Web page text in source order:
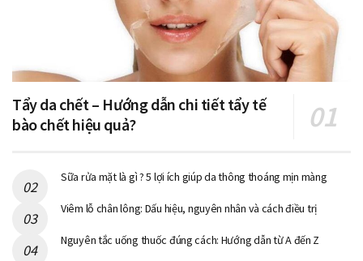
Tẩy da chết – Hướng dẫn chi tiết tẩy tế
bào chết hiệu quả?
Sữa rửa mặt là gì ? 5 lợi ích giúp da thông thoáng mịn màng
Viêm lỗ chân lông: Dấu hiệu, nguyên nhân và cách điều trị
Nguyên tắc uống thuốc đúng cách: Hướng dẫn từ A đến Z